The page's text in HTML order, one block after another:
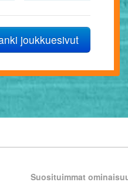
joukkuesivut
Suosituimmat